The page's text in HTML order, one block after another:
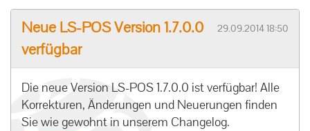
Neue LS-POS Version 1.7.0.0
verfügbar
29.09.2014 18:50
Die neue Version LS-POS 1.7.0.0 ist verfügbar! Alle
Korrekturen, Änderungen und Neuerungen finden
Sie wie gewohnt in unserem Changelog.